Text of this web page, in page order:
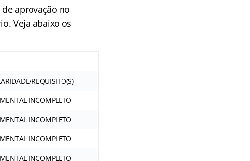
aprovação no
Veja abaixo os
REQUISITO(S)
INCOMPLETO
INCOMPLETO
INCOMPLETO
INCOMPLETO